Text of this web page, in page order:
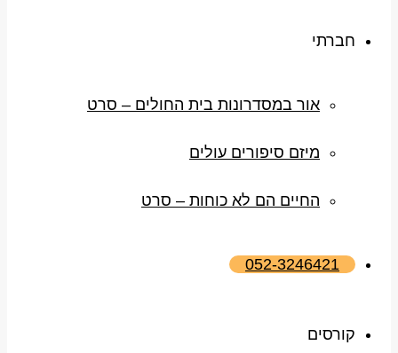
חברתי
אור במסדרונות בית החולים – סרט
מיזם סיפורים עולים
החיים הם לא כוחות – סרט
052-3246421
קורסים